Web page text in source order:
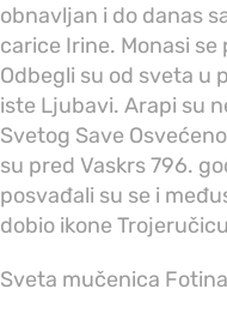
obnavljan i do danas
carice Irine. Monasi
Odbegli su od sveta u
iste Ljubavi. Arapi su
Svetog Save
su pred Vaskrs 796.
posvađali su se i
dobio ikone
Sveta mučenica